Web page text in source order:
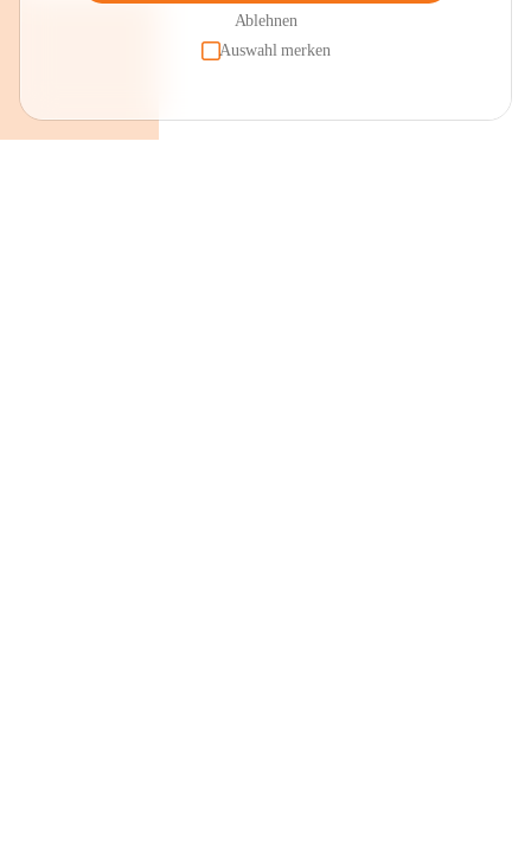
Ablehnen
Auswahl merken